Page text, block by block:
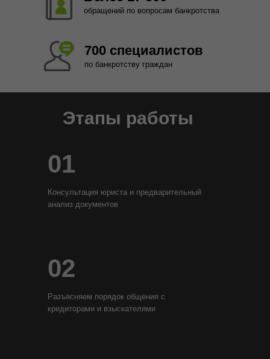
обращений по вопросам банкротства
по банкротству граждан
700 специалистов
Этапы работы
01
Консультация юриста и предварительный
анализ документов
02
Разъясняем порядок общения с
кредиторами и взыскателями